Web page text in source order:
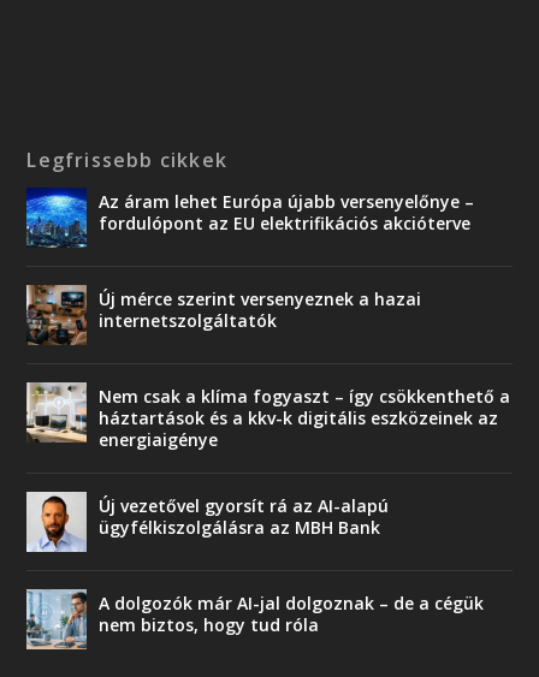
Legfrissebb cikkek
Az áram lehet Európa újabb versenyelőnye –
fordulópont az EU elektrifikációs akcióterve
Új mérce szerint versenyeznek a hazai
internetszolgáltatók
Nem csak a klíma fogyaszt – így csökkenthető a
háztartások és a kkv-k digitális eszközeinek az
energiaigénye
Új vezetővel gyorsít rá az AI-alapú
ügyfélkiszolgálásra az MBH Bank
A dolgozók már AI-jal dolgoznak – de a cégük
nem biztos, hogy tud róla